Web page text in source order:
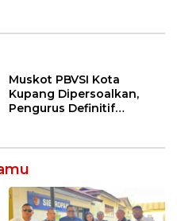
Muskot PBVSI Kota
Kupang Dipersoalkan,
Pengurus Definitif